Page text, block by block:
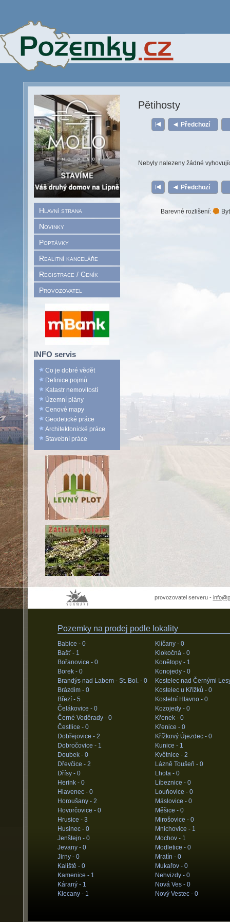
Hlavní strana
Novinky
Poptávky
Realitní kanceláře
Registrace / Ceník
Provozovatel
INFO servis
Co je dobré vědět
Definice pojmů
Katastr nemovitostí
Územní plány
Cenové mapy
Geodetické práce
Architektonické práce
Stavební práce
Pětihosty
Předchozí
Nebyly nalezeny žádné
Předchozí
Barevné rozlišení:
provozovatel serveru -
Pozemky na prodej podle lokality
Babice - 0
Bašť - 1
Bořanovice - 0
Borek - 0
Brandýs nad Labem - St. Bol. - 0
Brázdim - 0
Březí - 5
Čelákovice - 0
Černé Voděrady - 0
Čestlice - 0
Dobřejovice - 2
Dobročovice - 1
Doubek - 0
Dřevčice - 2
Dřísy - 0
Herink - 0
Hlavenec - 0
Horoušany - 2
Hovorčovice - 0
Hrusice - 3
Husinec - 0
Jenštejn - 0
Jevany - 0
Jirny - 0
Kaliště - 0
Kamenice - 1
Káraný - 1
Klecany - 1
Klíčany - 0
Klokočná - 0
Konětopy - 1
Konojedy - 0
Kostelec nad Černými
Kostelec u Křížků - 0
Kostelní Hlavno - 0
Kozojedy - 0
Křenek - 0
Křenice - 0
Křížkový Újezdec - 0
Kunice - 1
Květnice - 2
Lázně Toušeň - 0
Lhota - 0
Líbeznice - 0
Louňovice - 0
Máslovice - 0
Měšice - 0
Mirošovice - 0
Mnichovice - 1
Mochov - 1
Modletice - 0
Mratín - 0
Mukařov - 0
Nehvizdy - 0
Nová Ves - 0
Nový Vestec - 0